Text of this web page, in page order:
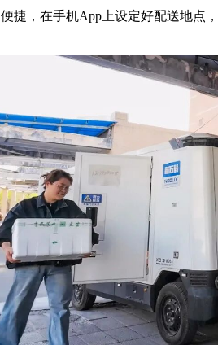
捷，在手机App上设定好配送地